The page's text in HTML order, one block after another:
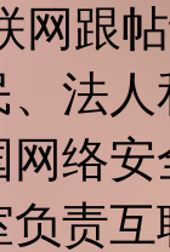
网跟
法
网络
责